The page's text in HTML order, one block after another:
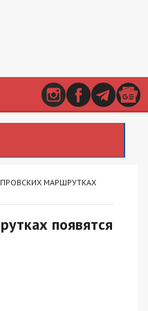
МАРШРУТКАХ
появятся